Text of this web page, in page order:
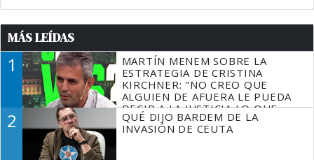
MÁS LEÍDAS
1
MARTÍN MENEM SOBRE LA
ESTRATEGIA DE CRISTINA
KIRCHNER: "NO CREO QUE
ALGUIEN DE AFUERA LE PUEDA
DECIR A LA JUSTICIA LO QUE
TIENE QUE HACER"
2
QUÉ DIJO BARDEM DE LA
INVASIÓN DE CEUTA